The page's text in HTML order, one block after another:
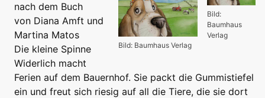
Bild:
Baumhaus
Verlag
Bild: Baumhaus Verlag
nach dem Buch
von Diana Amft und
Martina Matos
Die kleine Spinne
Widerlich macht
Ferien auf dem Bauernhof. Sie packt die Gummistiefel
ein und freut sich riesig auf all die Tiere, die sie dort